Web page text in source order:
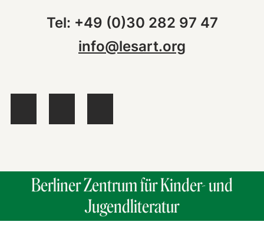
Tel: +49 (0)30 282 97 47
info@lesart.org
Berliner Zentrum für Kinder- und
Jugendliteratur